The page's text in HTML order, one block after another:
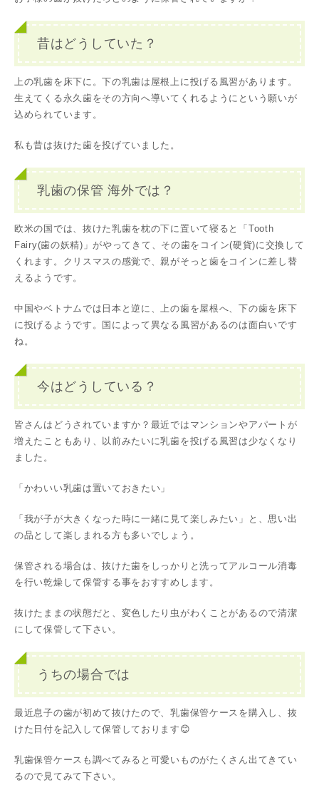
昔はどうしていた？
上の乳歯を床下に。下の乳歯は屋根上に投げる風習があります。
生えてくる永久歯をその方向へ導いてくれるようにという願いが
込められています。
私も昔は抜けた歯を投げていました。
乳歯の保管 海外では？
欧米の国では、抜けた乳歯を枕の下に置いて寝ると「Tooth
Fairy(歯の妖精)」がやってきて、その歯をコイン(硬貨)に交換して
くれます。クリスマスの感覚で、親がそっと歯をコインに差し替
えるようです。
中国やベトナムでは日本と逆に、上の歯を屋根へ、下の歯を床下
に投げるようです。国によって異なる風習があるのは面白いです
ね。
今はどうしている？
皆さんはどうされていますか？最近ではマンションやアパートが
増えたこともあり、以前みたいに乳歯を投げる風習は少なくなり
ました。
「かわいい乳歯は置いておきたい」
「我が子が大きくなった時に一緒に見て楽しみたい」と、思い出
の品として楽しまれる方も多いでしょう。
保管される場合は、抜けた歯をしっかりと洗ってアルコール消毒
を行い乾燥して保管する事をおすすめします。
抜けたままの状態だと、変色したり虫がわくことがあるので清潔
にして保管して下さい。
うちの場合では
最近息子の歯が初めて抜けたので、乳歯保管ケースを購入し、抜
けた日付を記入して保管しております😊
乳歯保管ケースも調べてみると可愛いものがたくさん出てきてい
るので見てみて下さい。